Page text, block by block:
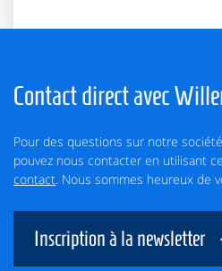
Contact direct avec
Pour des questions sur notre
pouvez nous contacter en utilisant
contact. Nous sommes heureux de
Inscription à la newsletter